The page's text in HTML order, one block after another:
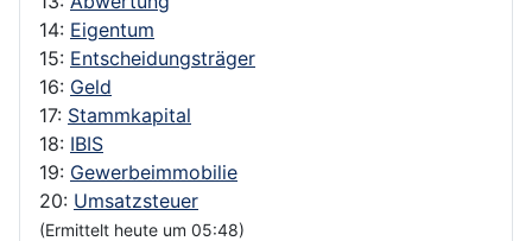
14: Eigentum
15: Entscheidungsträger
16: Geld
17: Stammkapital
18: IBIS
19: Gewerbeimmobilie
20: Umsatzsteuer
(Ermittelt heute um 05:48)